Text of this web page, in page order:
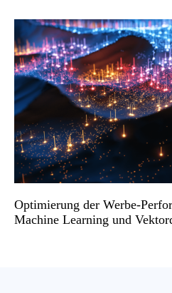
Optimierung der Werbe-
Machine Learning und